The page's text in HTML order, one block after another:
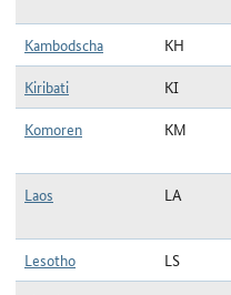
Kambodscha
KH
Kiribati
KI
Komoren
KM
Laos
LA
Lesotho
LS